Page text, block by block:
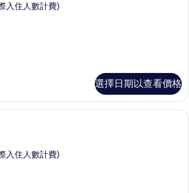
入住人數計費)
選擇日期以查看價格
豪華客房 | 高級寢具、舒適加層、客
入住人數計費)